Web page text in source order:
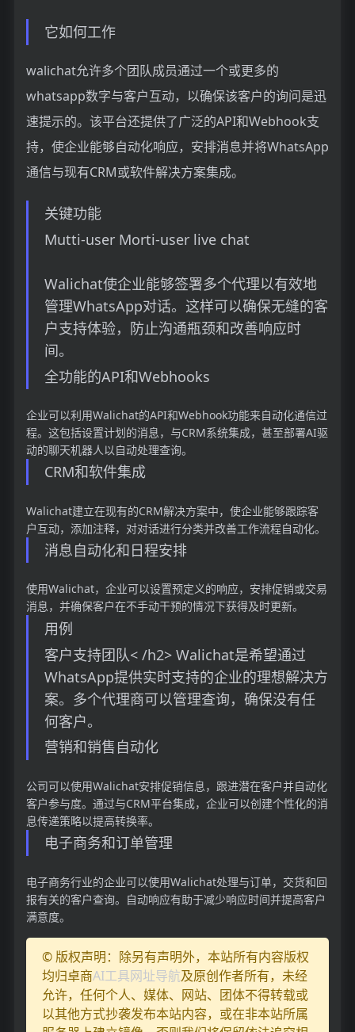
它如何工作
walichat允许多个团队成员通过一个或更多的
whatsapp数字与客户互动，以确保该客户的询问是迅
速提示的。该平台还提供了广泛的API和Webhook支
持，使企业能够自动化响应，安排消息并将WhatsApp
通信与现有CRM或软件解决方案集成。
关键功能
Mutti-user Morti-user live chat
Walichat使企业能够签署多个代理以有效地
管理WhatsApp对话。这样可以确保无缝的客
户支持体验，防止沟通瓶颈和改善响应时
间。
全功能的API和Webhooks
企业可以利用Walichat的API和Webhook功能来自动化通信过
程。这包括设置计划的消息，与CRM系统集成，甚至部署AI驱
动的聊天机器人以自动处理查询。
CRM和软件集成
Walichat建立在现有的CRM解决方案中，使企业能够跟踪客
户互动，添加注释，对对话进行分类并改善工作流程自动化。
消息自动化和日程安排
使用Walichat，企业可以设置预定义的响应，安排促销或交易
消息，并确保客户在不手动干预的情况下获得及时更新。
用例
客户支持团队< /h2> Walichat是希望通过
WhatsApp提供实时支持的企业的理想解决方
案。多个代理商可以管理查询，确保没有任
何客户。
营销和销售自动化
公司可以使用Walichat安排促销信息，跟进潜在客户并自动化
客户参与度。通过与CRM平台集成，企业可以创建个性化的消
息传递策略以提高转换率。
电子商务和订单管理
电子商务行业的企业可以使用Walichat处理与订单，交货和回
报有关的客户查询。自动响应有助于减少响应时间并提高客户
满意度。
© 版权声明：除另有声明外，本站所有内容版权
均归卓商AI工具网址导航及原创作者所有，未经
允许，任何个人、媒体、网站、团体不得转载或
以其他方式抄袭发布本站内容，或在非本站所属